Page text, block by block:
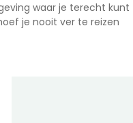
waar je terecht kunt
je nooit ver te reizen